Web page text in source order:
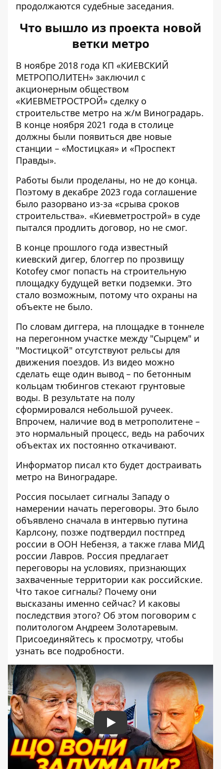
продолжаются судебные заседания.
Что вышло из проекта новой
ветки метро
В ноябре 2018 года КП «КИЕВСКИЙ
МЕТРОПОЛИТЕН» заключил с
акционерным обществом
«КИЕВМЕТРОСТРОЙ» сделку о
строительстве метро на ж/м Виноградарь.
В конце ноября 2021 года в столице
должны были появиться две новые
станции – «Мостицкая» и «Проспект
Правды».
Работы были проделаны, но не до конца.
Поэтому в декабре 2023 года соглашение
было разорвано из-за «срыва сроков
строительства». «Киевметрострой» в суде
пытался продлить договор, но не смог.
В конце прошлого года известный
киевский дигер, блоггер по прозвищу
Kotofey смог попасть на строительную
площадку будущей ветки подземки. Это
стало возможным, потому что охраны на
объекте не было.
По словам диггера, на площадке в тоннеле
на перегонном участке между "Сырцем" и
"Мостицкой" отсутствуют рельсы для
движения поездов. Из видео можно
сделать еще один вывод – по бетонным
кольцам тюбингов стекают грунтовые
воды. В результате на полу
сформировался небольшой ручеек.
Впрочем, наличие вод в метрополитене –
это нормальный процесс, ведь на рабочих
объектах их постоянно откачивают.
Информатор писал кто будет достраивать
метро на Виноградаре.
Россия посылает сигналы Западу о
намерении начать переговоры. Это было
объявлено сначала в интервью путина
Карлсону, позже подтвердил постпред
россии в ООН Небензя, а также глава МИД
россии Лавров. Россия предлагает
переговоры на условиях, признающих
захваченные территории как российские.
Что такое сигналы? Почему они
высказаны именно сейчас? И каковы
последствия этого? Об этом поговорим с
политологом Андреем Золотаревым.
Присоединяйтесь к просмотру, чтобы
узнать все подробности.
Play